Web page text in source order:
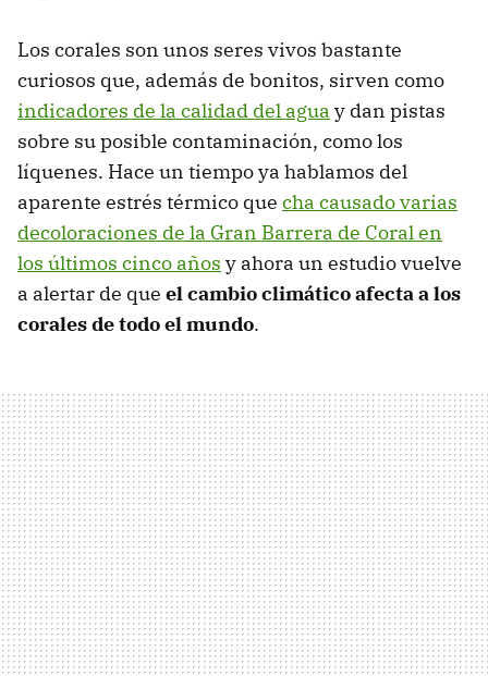
Los corales son unos seres vivos bastante
curiosos que, además de bonitos, sirven como
indicadores de la calidad del agua y dan pistas
sobre su posible contaminación, como los
líquenes. Hace un tiempo ya hablamos del
aparente estrés térmico que cha causado varias
decoloraciones de la Gran Barrera de Coral en
los últimos cinco años y ahora un estudio vuelve
a alertar de que el cambio climático afecta a los
corales de todo el mundo.